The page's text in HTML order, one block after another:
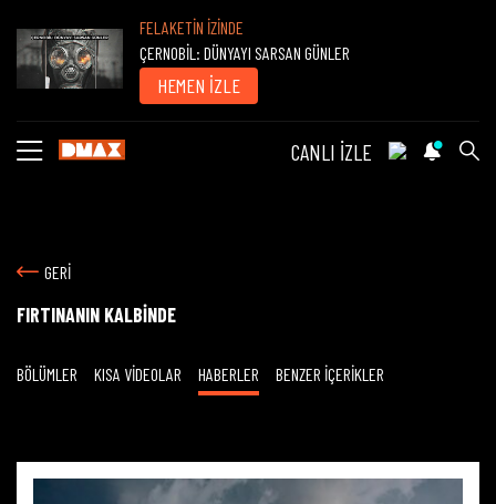
FELAKETİN İZİNDE
ÇERNOBİL: DÜNYAYI SARSAN GÜNLER
HEMEN İZLE
CANLI İZLE
GERİ
FIRTINANIN KALBİNDE
BÖLÜMLER KISA VİDEOLAR HABERLER BENZER İÇERİKLER